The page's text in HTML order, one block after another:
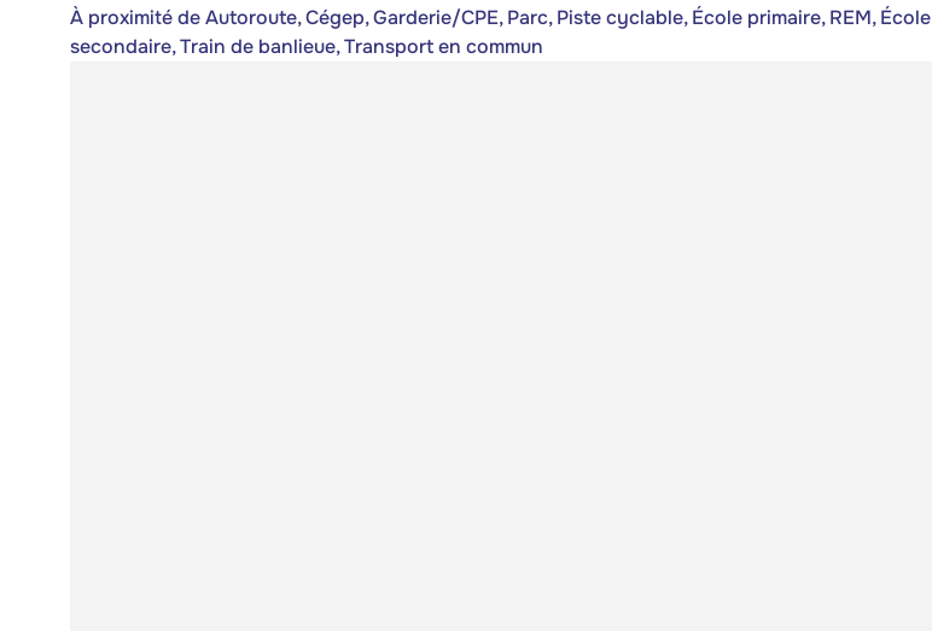
À proximité de Autoroute, Cégep, Garderie/CPE, Parc, Piste cyclable, École primaire, REM, École
secondaire, Train de banlieue, Transport en commun